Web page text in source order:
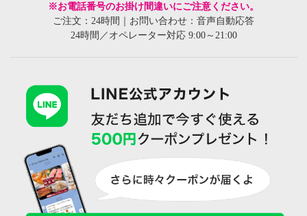
※お電話番号のお掛け間違いにご注意ください。
ご注文：24時間｜お問い合わせ：音声自動応答
24時間／オペレーター対応 9:00～21:00